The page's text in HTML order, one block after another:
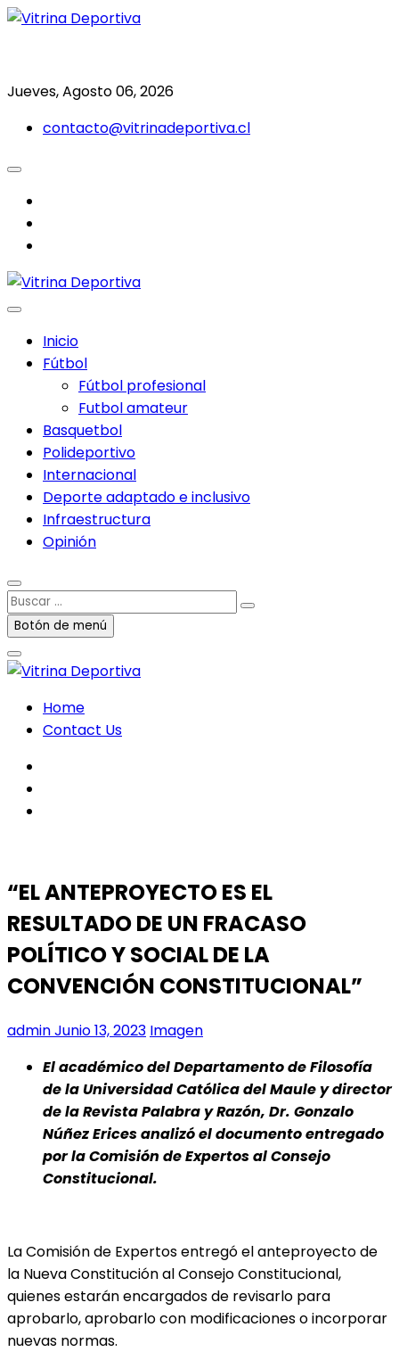
Saltar
Jueves, Agosto 06, 2026
contacto@vitrinadeportiva.cl
Inicio
Fútbol
Fútbol profesional
Futbol amateur
Basquetbol
Polideportivo
Internacional
Deporte adaptado e inclusivo
Infraestructura
Opinión
Buscar
…Botón de menú
Home
Contact Us
“EL ANTEPROYECTO ES EL
RESULTADO DE UN FRACASO
POLÍTICO Y SOCIAL DE LA
CONVENCIÓN CONSTITUCIONAL”
adminJunio 13, 2023 Imagen
El académico del Departamento de Filosofía
de la Universidad Católica del Maule y director
de la Revista Palabra y Razón, Dr. Gonzalo
Núñez Erices analizó el documento entregado
por la Comisión de Expertos al Consejo
Constitucional.
La Comisión de Expertos entregó el anteproyecto de
la Nueva Constitución al Consejo Constitucional,
quienes estarán encargados de revisarlo para
aprobarlo, aprobarlo con modificaciones o incorporar
nuevas normas.